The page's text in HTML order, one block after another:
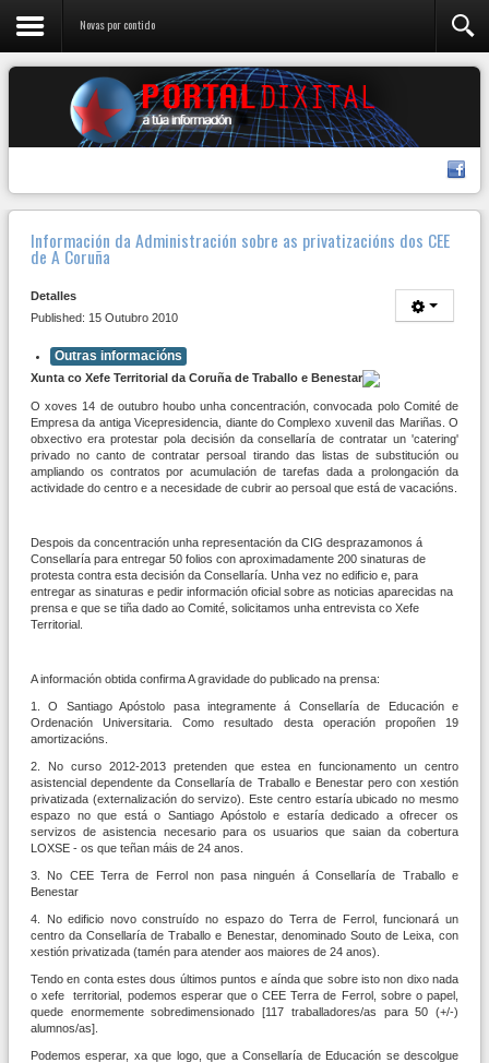
Novas por contido
Información da Administración sobre as privatizacións dos CEE
de A Coruña
Detalles
Published: 15 Outubro 2010
Outras informacións
Xunta co Xefe Territorial da Coruña de Traballo e Benestar
O xoves 14 de outubro houbo unha concentración, convocada polo Comité de
Empresa da antiga Vicepresidencia, diante do Complexo xuvenil das Mariñas. O
obxectivo era protestar pola decisión da consellaría de contratar un 'catering'
privado no canto de contratar persoal tirando das listas de substitución ou
ampliando os contratos por acumulación de tarefas dada a prolongación da
actividade do centro e a necesidade de cubrir ao persoal que está de vacacións.
Despois da concentración unha representación da CIG desprazamonos á
Consellaría para entregar 50 folios con aproximadamente 200 sinaturas de
protesta contra esta decisión da Consellaría. Unha vez no edificio e, para
entregar as sinaturas e pedir información oficial sobre as noticias aparecidas na
prensa e que se tiña dado ao Comité, solicitamos unha entrevista co Xefe
Territorial.
A información obtida confirma A gravidade do publicado na prensa:
1. O Santiago Apóstolo pasa integramente á Consellaría de Educación e
Ordenación Universitaria. Como resultado desta operación propoñen 19
amortizacións.
2. No curso 2012-2013 pretenden que estea en funcionamento un centro
asistencial dependente da Consellaría de Traballo e Benestar pero con xestión
privatizada (externalización do servizo). Este centro estaría ubicado no mesmo
espazo no que está o Santiago Apóstolo e estaría dedicado a ofrecer os
servizos de asistencia necesario para os usuarios que saian da cobertura
LOXSE - os que teñan máis de 24 anos.
3. No CEE Terra de Ferrol non pasa ninguén á Consellaría de Traballo e
Benestar
4. No edificio novo construído no espazo do Terra de Ferrol, funcionará un
centro da Consellaría de Traballo e Benestar, denominado Souto de Leixa, con
xestión privatizada (tamén para atender aos maiores de 24 anos).
Tendo en conta estes dous últimos puntos e aínda que sobre isto non dixo nada
o xefe territorial, podemos esperar que o CEE Terra de Ferrol, sobre o papel,
quede enormemente sobredimensionado [117 traballadores/as para 50 (+/-)
alumnos/as].
Podemos esperar, xa que logo, que a Consellaría de Educación se descolgue